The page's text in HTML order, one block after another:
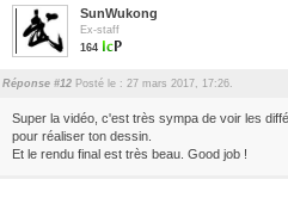
SunWukong
Ex-staff
164
Réponse #12 Posté le : 27 mars 2017, 17:26.
Super la vidéo, c'est très sympa de voir les
pour réaliser ton dessin.
Et le rendu final est très beau. Good job !